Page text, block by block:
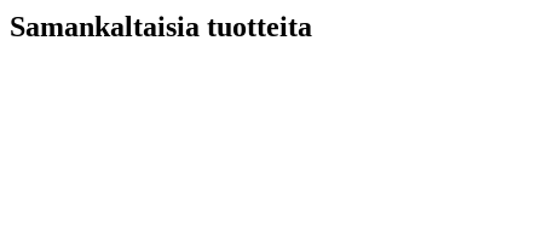
Samankaltaisia tuotteita